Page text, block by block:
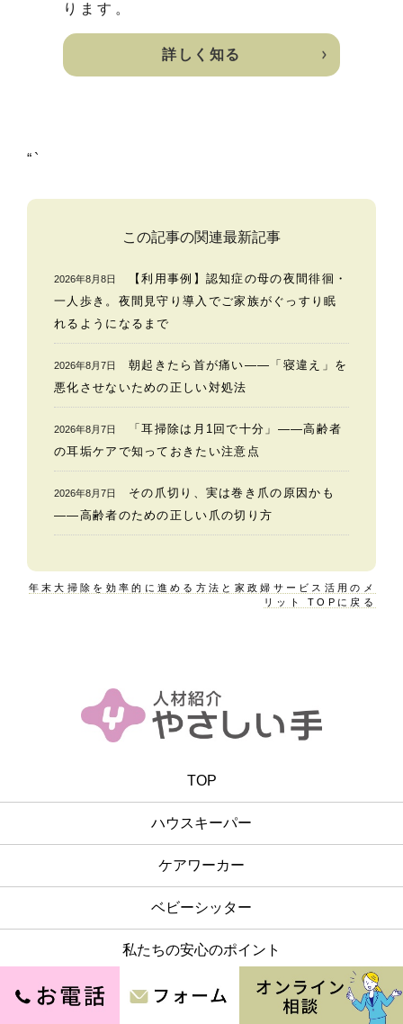
ります。
詳しく知る
“`
この記事の関連最新記事
2026年8月8日
【利用事例】認知症の母の夜間徘徊・
一人歩き。夜間見守り導入でご家族がぐっすり眠
れるようになるまで
2026年8月7日
朝起きたら首が痛い——「寝違え」を
悪化させないための正しい対処法
2026年8月7日
「耳掃除は月1回で十分」——高齢者
の耳垢ケアで知っておきたい注意点
2026年8月7日
その爪切り、実は巻き爪の原因かも
——高齢者のための正しい爪の切り方
年末大掃除を効率的に進める方法と家政婦サービス活用のメ
リット TOPに戻る
TOP
ハウスキーパー
ケアワーカー
ベビーシッター
私たちの安心のポイント
料金について